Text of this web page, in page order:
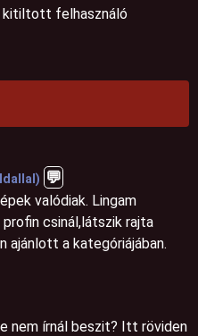
felhasználó
💬️
valódiak. Lingam
csinál,látszik rajta
ajánlott a kategóriájában.
nem írnál beszit? Itt röviden